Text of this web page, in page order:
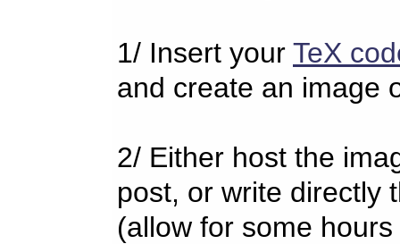
1/ Insert your TeX
and create an image
2/ Either host the
post, or write directly
(allow for some